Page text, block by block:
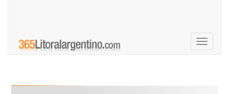
Toggle